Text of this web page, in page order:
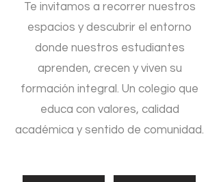
Te invitamos a recorrer nuestros
espacios y descubrir el entorno
donde nuestros estudiantes
aprenden, crecen y viven su
formación integral. Un colegio que
educa con valores, calidad
académica y sentido de comunidad.